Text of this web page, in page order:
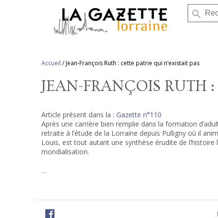
search
Accueil /Jean-François Ruth : cette patrie qui n’existait pas
JEAN-FRANÇOIS RUTH
Article présent dans la : Gazette n°110
Après une carrière bien remplie dans la formation
retraite à l’étude de la Lorraine depuis Pulligny où il
Louis, est tout autant une synthèse érudite de
mondialisation.
…